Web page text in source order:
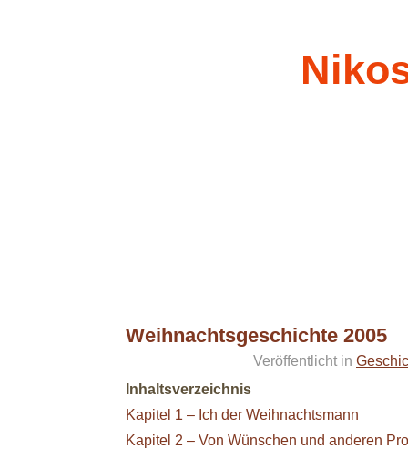
Weihnachtsgeschichte 2005
Veröffentlicht in
Inhaltsverzeichnis
Kapitel 1 – Ich der Weihnachtsmann
Kapitel 2 – Von Wünschen und anderen